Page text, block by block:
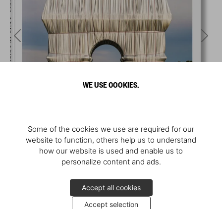
WE USE COOKIES.
Some of the cookies we use are required for our
website to function, others help us to understand
how our website is used and enable us to
personalize content and ads.
Accept all cookies
Accept selection